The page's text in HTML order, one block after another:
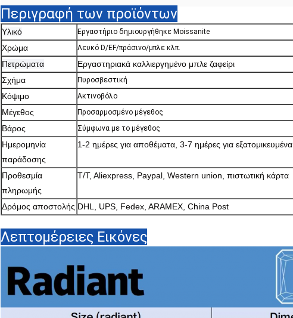
Περιγραφή των προϊόντων
Υλικό Εργαστήριο δημιουργήθηκε Moissanite
Χρώμα Λευκό D/EF/πράσινο/μπλε κλπ.
Πετρώματα
Εργαστηριακά καλλιεργημένο μπλε ζαφείρι
Σχήμα
Πυροσβεστική
Κόψιμο Ακτινοβόλο
Μέγεθος Προσαρμοσμένο μέγεθος
Βάρος Σύμφωνα με το μέγεθος
Ημερομηνία
παράδοσης
1-2 ημέρες για αποθέματα, 3-7 ημέρες για εξατομικευμένα
Προθεσμία
πληρωμής
T/T, Aliexpress, Paypal, Western union, πιστωτική κάρτα
Δρόμος αποστολής DHL, UPS, Fedex, ARAMEX, China Post
Λεπτομέρειες Εικόνες